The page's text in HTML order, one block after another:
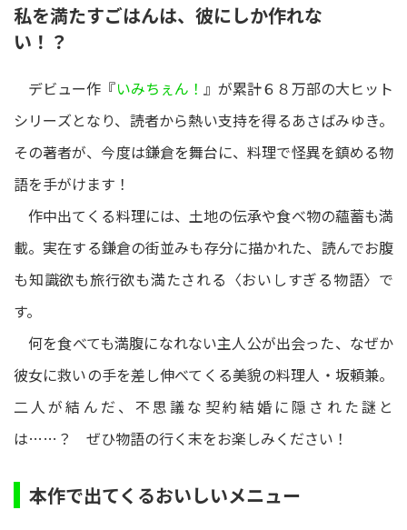
私を満たすごはんは、彼にしか作れな
い！？
デビュー作『いみちぇん！』が累計６８万部の大ヒット
シリーズとなり、読者から熱い支持を得るあさばみゆき。
その著者が、今度は鎌倉を舞台に、料理で怪異を鎮める物
語を手がけます！
作中出てくる料理には、土地の伝承や食べ物の蘊蓄も満
載。実在する鎌倉の街並みも存分に描かれた、読んでお腹
も知識欲も旅行欲も満たされる〈おいしすぎる物語〉で
す。
何を食べても満腹になれない主人公が出会った、なぜか
彼女に救いの手を差し伸べてくる美貌の料理人・坂頼兼。
二人が結んだ、不思議な契約結婚に隠された謎と
は……？ ぜひ物語の行く末をお楽しみください！
本作で出てくるおいしいメニュー